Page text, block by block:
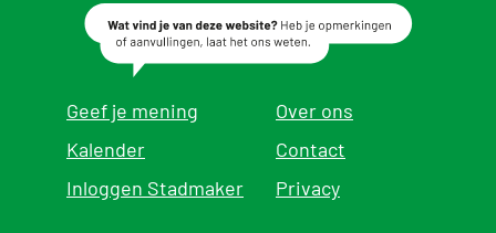
Geef je mening
Kalender
Inloggen Stadmaker
Over ons
Contact
Privacy